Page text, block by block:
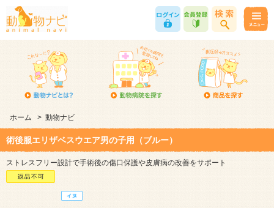
ホーム > 動物ナビ
術後服エリザベスウエア男の子用（ブルー）
ストレスフリー設計で手術後の傷口保護や皮膚病の改善をサポート